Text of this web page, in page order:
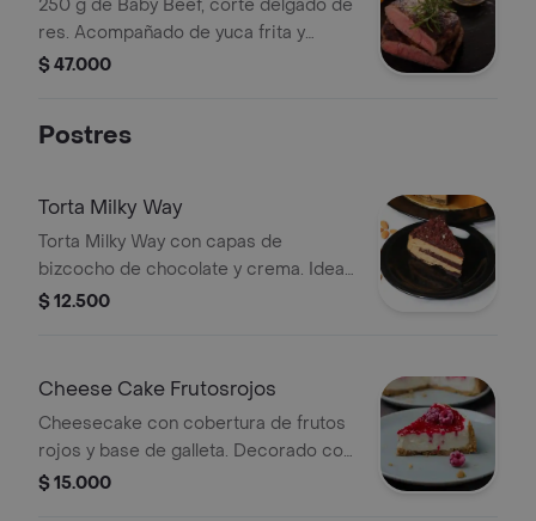
250 g de Baby Beef, corte delgado de
res. Acompañado de yuca frita y
limón.
$ 47.000
Postres
Torta Milky Way
Torta Milky Way con capas de
bizcocho de chocolate y crema. Ideal
para los amantes del chocolate.
$ 12.500
Cheese Cake Frutosrojos
Cheesecake con cobertura de frutos
rojos y base de galleta. Decorado con
frambuesas.
$ 15.000